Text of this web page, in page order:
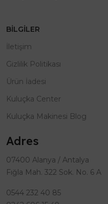
BILGILER
İletişim
Gizlilik Politikası
Ürün İadesi
Kuluçka Center
Kuluçka Makinesi Blog
Adres
07400 Alanya / Antalya
Fığla Mah. 322 Sok. No. 6 A
0544 232 40 85